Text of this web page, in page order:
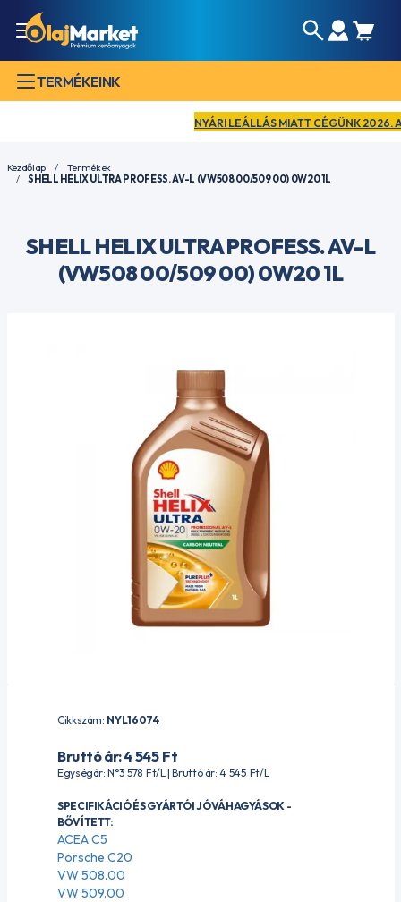
TERMÉKEINK
NYÁRI LEÁLLÁS MIATT CÉGÜNK 2026.
Kezdőlap
Termékek
SHELL HELIX ULTRA PROFESS. AV-L (VW508 00/509 00) 0W20 1L
SHELL HELIX ULTRA PROFESS. AV-L
(VW508 00/509 00) 0W20 1L
Cikkszám: NYL16074
Bruttó ár: 4 545 Ft
Egységár: N°3 578 Ft/L | Bruttó ár: 4 545 Ft/L
SPECIFIKÁCIÓ ÉS GYÁRTÓI JÓVÁHAGYÁSOK -
BŐVÍTETT:
ACEA C5
Porsche C20
VW 508.00
VW 509.00